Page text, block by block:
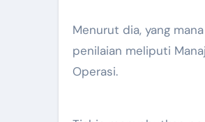
Menurut dia, yang
penilaian meliputi
Operasi.